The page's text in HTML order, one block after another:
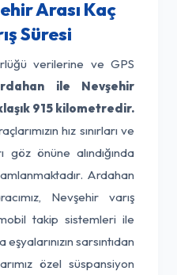
Arası Kaç
Süresi
verilerine ve GPS
ile Nevşehir
915 kilometredir.
hız sınırları ve
önüne alındığında
Ardahan
Nevşehir varış
takip sistemleri ile
sarsıntıdan
özel süspansiyon